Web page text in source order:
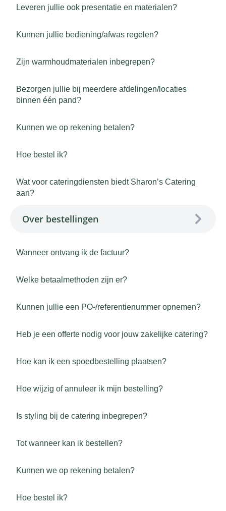
Leveren jullie ook presentatie en materialen?
Kunnen jullie bediening/afwas regelen?
Zijn warmhoudmaterialen inbegrepen?
Bezorgen jullie bij meerdere afdelingen/locaties
binnen één pand?
Kunnen we op rekening betalen?
Hoe bestel ik?
Wat voor cateringdiensten biedt Sharon’s Catering
aan?
Over bestellingen
Wanneer ontvang ik de factuur?
Welke betaalmethoden zijn er?
Kunnen jullie een PO-/referentienummer opnemen?
Heb je een offerte nodig voor jouw zakelijke catering?
Hoe kan ik een spoedbestelling plaatsen?
Hoe wijzig of annuleer ik mijn bestelling?
Is styling bij de catering inbegrepen?
Tot wanneer kan ik bestellen?
Kunnen we op rekening betalen?
Hoe bestel ik?